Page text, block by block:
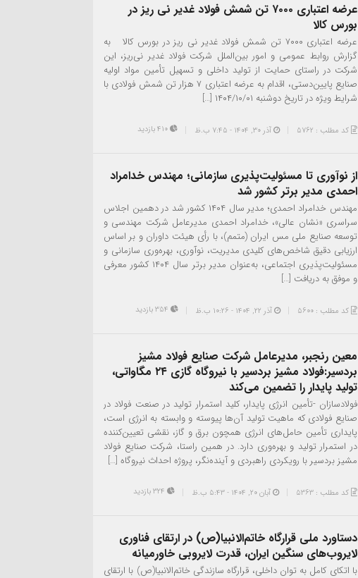
عرضه اعتباری ۷۰۰۰ تن شمش فولاد غدیر نی ریز در
بورس کالا
عرضه اعتباری ۷۰۰۰ تن شمش فولاد غدیر نی ریز در بورس کالا به
گزارش روابط عمومی و امور بین‌الملل شرکت فولاد غدیر نی‌ریز، این
شرکت در راستای حمایت از تولید داخلی و تسهیل تأمین مواد اولیه
صنایع پایین‌دستی، اقدام به عرضه اعتباری ۷ هزار تن شمش فولادی با
شرایط ویژه در تاریخ دوشنبه ۱۴۰۴/۱۰/۰۱ […]
کد مطلب : 5762 آذر ۳۰, ۱۴۰۴ - 7:45 ب.ظ
از نوآوری تا مسئولیت‌پذیری سازمانی؛ مهندس خدامراد
احمدی مدیر برتر کشور شد
مهندس خدامراد احمدی؛ مدیر سال ۱۴۰۴ کشور شد در دهمین اجلاس
سراسری «نشان عالی»، خدامراد احمدی مدیرعامل شرکت مهندسی و
توسعه صنایع ملی مس ایران (متمم)، با رأی هیئت داوران و بر اساس
ارزیابی دقیق شاخص‌های کلیدی مدیریت، نوآوری، بهره‌وری سازمانی و
مسئولیت‌پذیری اجتماعی، به‌عنوان مدیر برتر سال ۱۴۰۴ کشور معرفی
و موفق به دریافت […]
کد مطلب : 5600 آذر ۲۲, ۱۴۰۴ - 10:26 ب.ظ
معین رنجبر، مدیرعامل شرکت صنایع فولاد مشیز
بردسیر:فولاد مشیز بردسیر با نیروگاه گازی ۲۴ مگاواتی،
تولید پایدار را تضمین می‌کند
فولادسازان -تأمین انرژی پایدار، کلید استمرار تولید در صنعت فولاد در
صنایع فولادی که ماهیت تولید آن‌ها پیوسته و وابسته به انرژی است،
پایداری تأمین حامل‌های انرژی همچون برق و گاز، نقشی تعیین‌کننده
در استمرار تولید و بهره‌وری دارد. در همین راستا، شرکت صنایع فولاد
مشیز بردسیر با رویکردی راهبردی و آینده‌نگر، پروژه احداث نیروگاه […]
کد مطلب : 5363 آبان ۲۰, ۱۴۰۴ - 5:43 ب.ظ
دستاورد ملی قرارگاه خاتم‌الانبیا(ص) در ارتقای فناوری
لایروب‌های سنگین ایران، قدرت لایروبی خاورمیانه
با اتکای کامل به توان داخلی، قرارگاه سازندگی خاتم‌الانبیا(ص) با ارتقای
دیدار های روز جمعه